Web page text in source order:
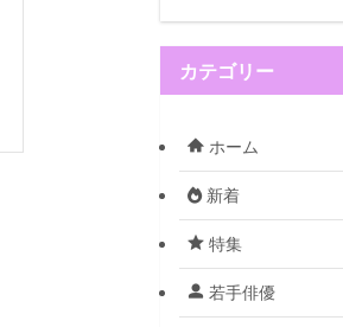
カテゴリー
ホーム
新着
特集
若手俳優